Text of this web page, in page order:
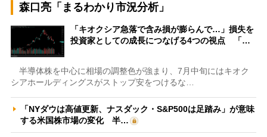
森口亮「まるわかり市況分析」
「キオクシア急落で含み損が膨らんで…」損失を
投資家としての成長につなげる4つの視点 「…
半導体株を中心に相場の調整色が強まり、7月中旬にはキオク
シアホールディングスがストップ安をつけるな…
「NYダウは高値更新、ナスダック・S&P500は足踏み」が意味
する米国株市場の変化 半…